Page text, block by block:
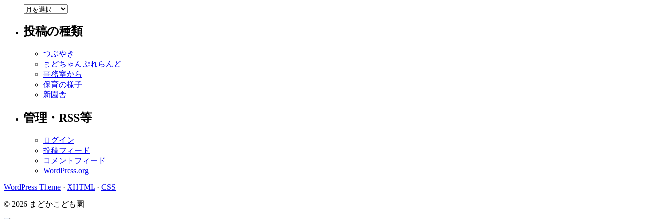
投
の
ま
投稿の種類
つぶやき
まどちゃんぷれらんど
事務室から
保育の様子
新園舎
管理・RSS等
ログイン
投稿フィード
コメントフィード
WordPress.org
WordPress Theme · XHTML · CSS
© 2026 まどかこども園